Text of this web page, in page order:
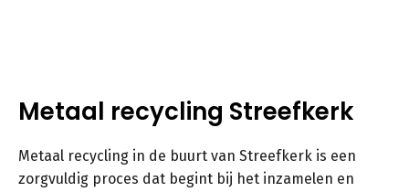
Metaal recycling Streefkerk
Metaal recycling in de buurt van Streefkerk is een
zorgvuldig proces dat begint bij het inzamelen en